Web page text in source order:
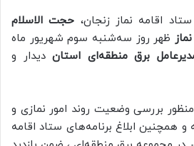
اقامه نماز زنجان، حجت الاسلام
ظهر روز سه‌شنبه سوم شهریور ماه
برق منطقه‌ای استاندیدار و
منظور بررسی وضعیت روند امور نمازی و
و همچنین ابلاغ برنامه‌های ستاد اقامه